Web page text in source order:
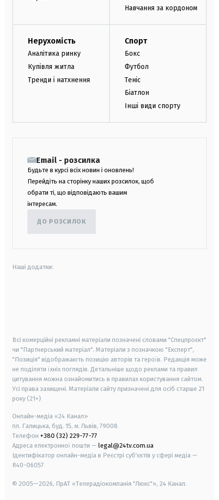
Навчання за кордоном
Нерухомість
Аналітика ринку
Купівля житла
Тренди і натхнення
Спорт
Бокс
Футбол
Теніс
Біатлон
Інші види спорту
Email - розсилка
Будьте в курсі всіх новин і оновлень!
Перейдіть на сторінку наших розсилок, щоб
обрати ті, що відповідають вашим
інтересам.
ДО РОЗСИЛОК
Наші додатки:
Всі комерційні рекламні матеріали позначені словами "Спецпроєкт"
чи "Партнерський матеріал". Матеріали з позначкою "Експерт",
"Позиція" відображають позицію авторів та героїв. Редакція може
не поділяти їхніх поглядів. Детальніше щодо реклами та правил
цитування можна ознайомитись в правилах користування сайтом.
Усі права захищені. Матеріали сайту призначені для осіб старше 21
року (21+)
Онлайн-медіа «24 Канал»
пл. Галицька, буд. 15, м. Львів, 79008
Телефон +380 (32) 229-77-77
Адреса електронної пошти — legal@24tv.com.ua
Ідентифікатор онлайн-медіа в Реєстрі суб'єктів у сфері медіа —
R40-06057
© 2005—2026, ПрАТ «Телерадіокомпанія "Люкс"», 24 Канал.